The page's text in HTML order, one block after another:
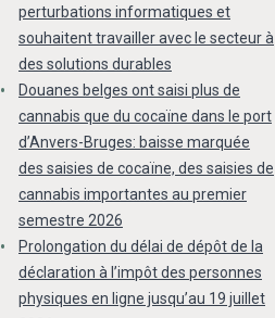
perturbations informatiques et
souhaitent travailler avec le secteur à
des solutions durables
Douanes belges ont saisi plus de
cannabis que du cocaïne dans le port
d’Anvers-Bruges: baisse marquée
des saisies de cocaïne, des saisies de
cannabis importantes au premier
semestre 2026
Prolongation du délai de dépôt de la
déclaration à l’impôt des personnes
physiques en ligne jusqu’au 19 juillet